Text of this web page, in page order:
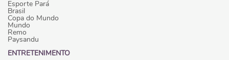
Esporte Pará
Brasil
Copa do Mundo
Mundo
Remo
Paysandu
ENTRETENIMENTO